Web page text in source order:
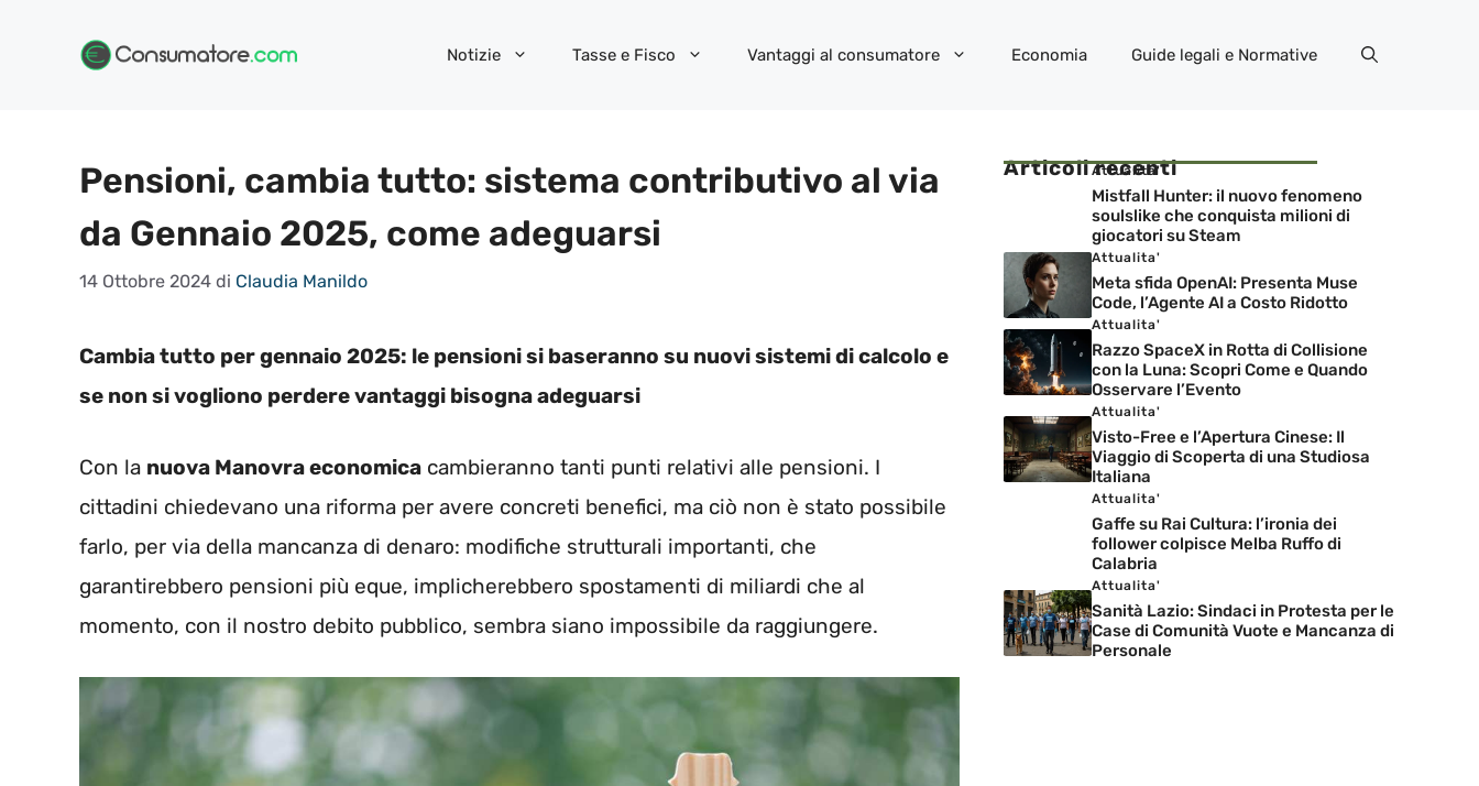
Notizie Tasse e Fisco Vantaggi al consumatore Economia Guide legali e Normative
Pensioni, cambia tutto: sistema contributivo al via
da Gennaio 2025, come adeguarsi
14 Ottobre 2024 di Claudia Manildo
Cambia tutto per gennaio 2025: le pensioni si baseranno su nuovi sistemi di calcolo e
se non si vogliono perdere vantaggi bisogna adeguarsi
Con la nuova Manovra economica cambieranno tanti punti relativi alle pensioni. I
cittadini chiedevano una riforma per avere concreti benefici, ma ciò non è stato possibile
farlo, per via della mancanza di denaro: modifiche strutturali importanti, che
garantirebbero pensioni più eque, implicherebbero spostamenti di miliardi che al
momento, con il nostro debito pubblico, sembra siano impossibile da raggiungere.
Articoli recenti
Attualita'
Mistfall Hunter: il nuovo fenomeno
soulslike che conquista milioni di
giocatori su Steam
Attualita'
Meta sfida OpenAI: Presenta Muse
Code, l’Agente AI a Costo Ridotto
Attualita'
Razzo SpaceX in Rotta di Collisione
con la Luna: Scopri Come e Quando
Osservare l’Evento
Attualita'
Visto-Free e l’Apertura Cinese: Il
Viaggio di Scoperta di una Studiosa
Italiana
Attualita'
Gaffe su Rai Cultura: l’ironia dei
follower colpisce Melba Ruffo di
Calabria
Attualita'
Sanità Lazio: Sindaci in Protesta per le
Case di Comunità Vuote e Mancanza di
Personale